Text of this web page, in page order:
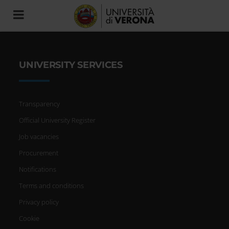
Toggle
navigation
UNIVERSITY SERVICES
Transparency
Official University Register
Job vacancies
Procurement
Notifications
Terms and conditions
Privacy policy
Cookie